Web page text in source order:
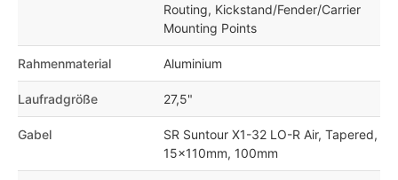
Routing, Kickstand/Fender/Carrier
Mounting Points
Rahmenmaterial Aluminium
Laufradgröße 27,5"
Gabel
SR Suntour X1-32 LO-R Air, Tapered,
15x110mm, 100mm